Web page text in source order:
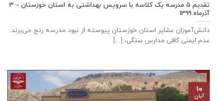
تقدیم ۵ مدرسه یک کلاسه با سرويس بهداشتی به استان خوزستان – ۳
آذر‌ماه ۱۳۹۹
دانش‌آموزان عشایر استان خوزستان پيوسته از نبود مدرسه رنج می‌برند.
عدم ایمنی کافی مدارس سنگی، [...]
۱۰
آبان